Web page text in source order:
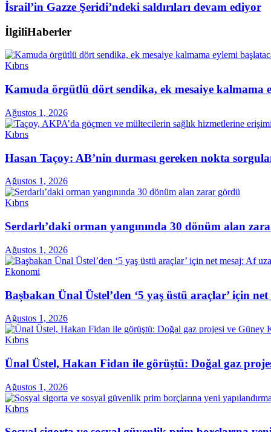
İsrail’in Gazze Şeridi’ndeki saldırıları devam ediyor
İlgiliHaberler
Kıbrıs
Kamuda örgütlü dört sendika, ek mesaiye kalmama
Ağustos 1, 2026
Kıbrıs
Hasan Taçoy: AB’nin durması gereken nokta
Ağustos 1, 2026
Kıbrıs
Serdarlı’daki orman yangınında 30 dönüm alan
Ağustos 1, 2026
Ekonomi
Başbakan Ünal Üstel’den ‘5 yaş üstü araçlar’ için
Ağustos 1, 2026
Kıbrıs
Ünal Üstel, Hakan Fidan ile görüştü: Doğal gaz projesi
Ağustos 1, 2026
Kıbrıs